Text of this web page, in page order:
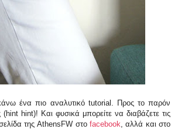
ένα πιο αναλυτικό tutorial. Προς το παρόν
(hint hint)! Και φυσικά μπορείτε να διαβάζετε τις
της AthensFW στο facebook , αλλά και στο